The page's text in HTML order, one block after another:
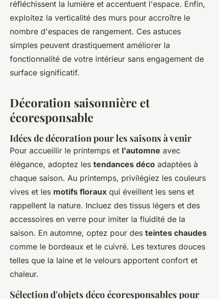
réfléchissent la lumière et accentuent l'espace. Enfin,
exploitez la verticalité des murs pour accroître le
nombre d'espaces de rangement. Ces astuces
simples peuvent drastiquement améliorer la
fonctionnalité de votre intérieur sans engagement de
surface significatif.
Décoration saisonnière et
écoresponsable
Idées de décoration pour les saisons à venir
Pour accueillir le printemps et l'automne avec
élégance, adoptez les tendances déco adaptées à
chaque saison. Au printemps, privilégiez les couleurs
vives et les motifs floraux qui éveillent les sens et
rappellent la nature. Incluez des tissus légers et des
accessoires en verre pour imiter la fluidité de la
saison. En automne, optez pour des teintes chaudes
comme le bordeaux et le cuivré. Les textures douces
telles que la laine et le velours apportent confort et
chaleur.
Sélection d'objets déco écoresponsables pour